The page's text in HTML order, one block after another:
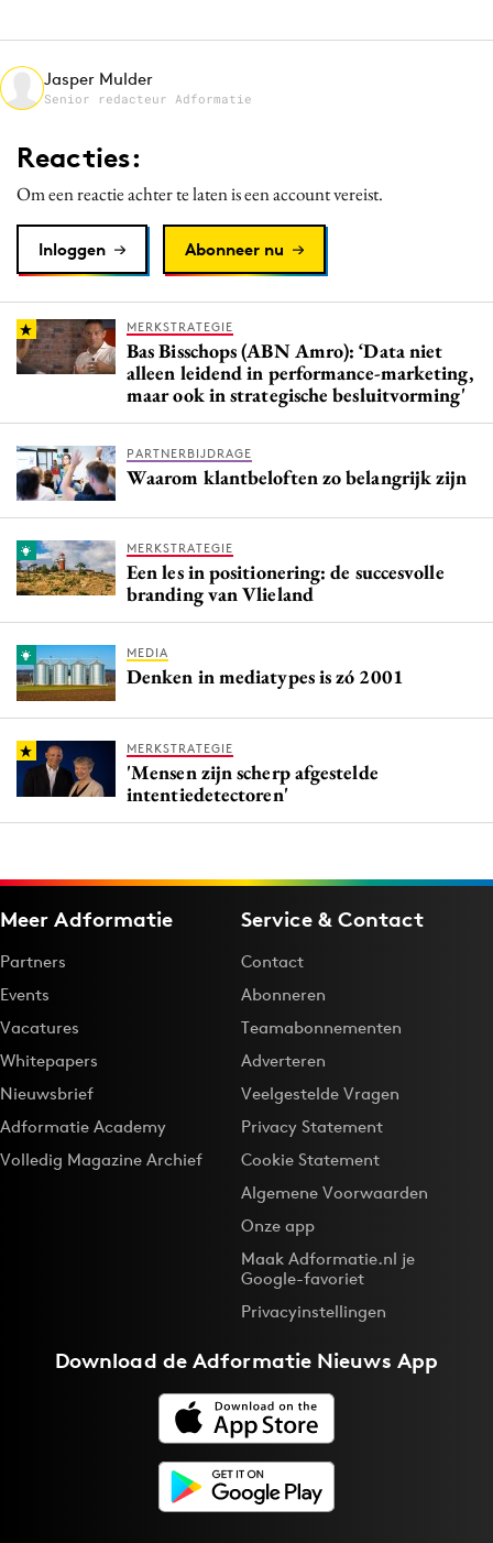
Media
PR
Programmatic
Purpose Marketing
Reputatie & crisis
Jasper Mulder
Senior redacteur Adformatie
Reacties:
Om een reactie achter te laten is een account vereist.
Inloggen Abonneer nu
MERKSTRATEGIE
Bas Bisschops (ABN Amro): ‘Data niet
alleen leidend in performance-marketing,
maar ook in strategische besluitvorming'
PARTNERBIJDRAGE
Waarom klantbeloften zo belangrijk zijn
MERKSTRATEGIE
Een les in positionering: de succesvolle
branding van Vlieland
MEDIA
Denken in mediatypes is zó 2001
MERKSTRATEGIE
'Mensen zijn scherp afgestelde
intentiedetectoren'
Meer Adformatie
Partners
Events
Vacatures
Whitepapers
Nieuwsbrief
Adformatie Academy
Volledig Magazine Archief
Service & Contact
Contact
Abonneren
Teamabonnementen
Adverteren
Veelgestelde Vragen
Privacy Statement
Cookie Statement
Algemene Voorwaarden
Onze app
Maak Adformatie.nl je
Google-favoriet
Privacyinstellingen
Download deAdformatie Nieuws App